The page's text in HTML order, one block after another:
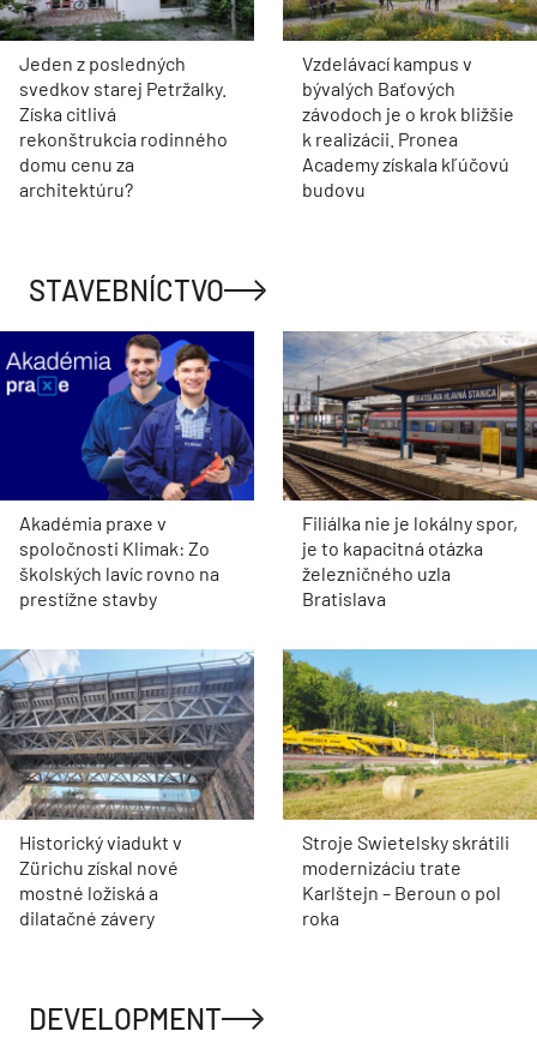
Jeden z posledných
svedkov starej Petržalky.
Získa citlivá
rekonštrukcia rodinného
domu cenu za
architektúru?
Vzdelávací kampus v
bývalých Baťových
závodoch je o krok bližšie
k realizácii. Pronea
Academy získala kľúčovú
budovu
STAVEBNÍCTVO
Akadémia praxe v
spoločnosti Klimak: Zo
školských lavíc rovno na
prestížne stavby
Filiálka nie je lokálny spor,
je to kapacitná otázka
železničného uzla
Bratislava
Historický viadukt v
Zürichu získal nové
mostné ložiská a
dilatačné závery
Stroje Swietelsky skrátili
modernizáciu trate
Karlštejn – Beroun o pol
roka
DEVELOPMENT